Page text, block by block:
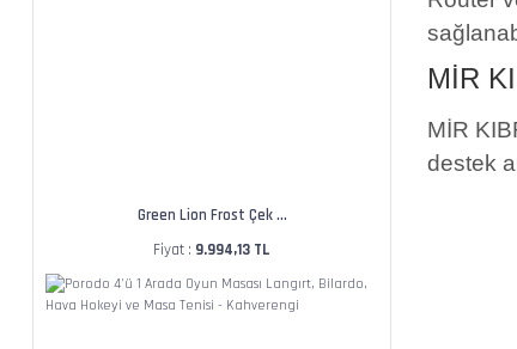
Green Lion Frost Çek ...
Fiyat : 9.994,13 TL
MİR
MİR
destek